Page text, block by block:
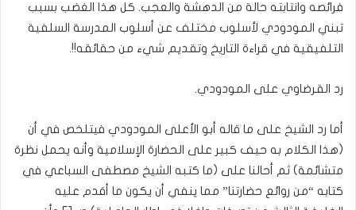
فرائصه وانتابته حالة من الدهشة والعجب. كل هذا الغضب بسبب
تبني المودودي لأسلوب مختلف عن أسلوب المدرسة السلفية
التلفيقية في قراءة التاريخ وتقديم شيء من حقائقه!!.
رد القرضاوي على المودودي.
أما رد الشيخ على ما قاله أبو الأعلى المودودي فيتلخص في أن
(هذا الكلام به حيف كبير على الحضارة الإسلامية وأنه يحمل نظرة
متشائمة) ثم أحالنا على (ما كتبه الشيخ مصطفى السباعي في
كتابه “من روائع حضارتنا” مما ينفي أن يكون ما أقدم عليه